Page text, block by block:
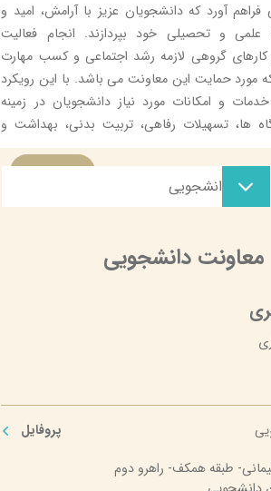
آورد كه دانشجويان عزيز با آرامش، اميد و
و تحصيلی خود بپردازند. انجام فعاليت
گروهی لازمه رشد اجتماعی و كسب مهارت
حمايت اين معاونت می باشد. با اين رويكرد
و امكانات مورد نياز دانشجويان در زمينه
ها، تسهيلات رفاهی، تربيت بدنی، بهداشت و
بیشتر
معاون دانشجویی
اداره خوابگاه‌ها
اداره تغذیه
مدیریت دانشجویی
کمیته انضباطی
کمیسیون موارد خاص
مرکزی مشاوره و سبک زندگی
اداره دانشجویان غیرایرانی
اداره تربیت بدنی
معاونت دانشجویی
طبقه همکف- راهرو دوم
پروفایل